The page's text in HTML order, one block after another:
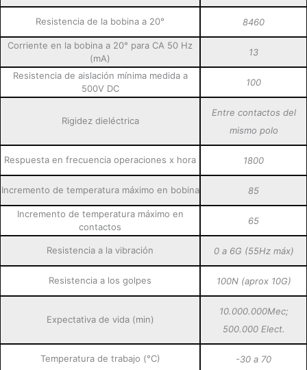
Resistencia de la bobina a 20° 8460
Corriente en la bobina a 20° para CA 50 Hz
(mA)
13
Resistencia de aislación mínima medida a
500V DC
100
Rigidez dieléctrica
Entre contactos del
mismo polo
Respuesta en frecuencia operaciones x hora 1800
Incremento de temperatura máximo en bobina 85
Incremento de temperatura máximo en
contactos
65
Resistencia a la vibración 0 a 6G (55Hz máx)
Resistencia a los golpes 100N (aprox 10G)
Expectativa de vida (min)
10.000.000Mec;
500.000 Elect.
Temperatura de trabajo (°C) -30 a 70